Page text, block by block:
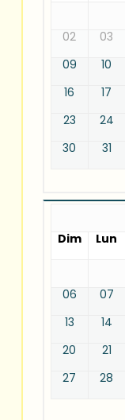
02
03
09
10
16
17
23
24
30
31
Dim
Lun
06
07
13
14
20
21
27
28